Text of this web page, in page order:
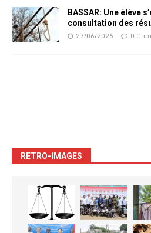
BASSAR: Une élève
consultation des
27/06/2026 0
RETRO-IMAGES